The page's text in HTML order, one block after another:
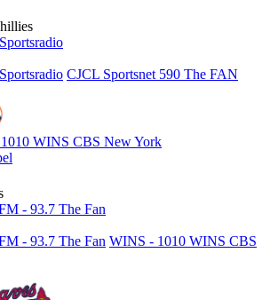
CJCL Sportsnet 590 The FAN
WINS CBS New York
- 93.7 The Fan
- 93.7 The Fan WINS - 1010 WINS CBS